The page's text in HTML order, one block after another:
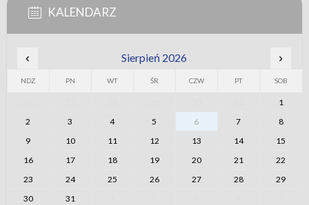
KALENDARZ
‹ Sierpień 2026 ›
NDZ PN WT ŚR CZW PT SOB
1
2
3 4 5 6 7
8
9
10 11 12 13 14
15
16
17 18 19 20 21
22
23
24 25 26 27 28
29
30
31